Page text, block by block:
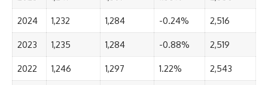
2024 1,232 1,284 -0.24% 2,516
2023 1,235 1,284 -0.88% 2,519
2022 1,246 1,297 1.22% 2,543